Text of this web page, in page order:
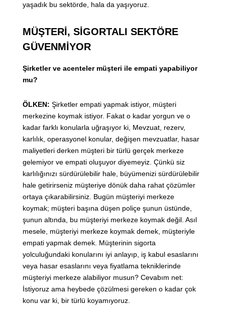
yaşadık bu sektörde, hala da yaşıyoruz.
MÜŞTERİ, SİGORTALI SEKTÖRE
GÜVENMİYOR
Şirketler ve acenteler müşteri ile empati yapabiliyor
mu?
ÖLKEN: Şirketler empati yapmak istiyor, müşteri
merkezine koymak istiyor. Fakat o kadar yorgun ve o
kadar farklı konularla uğraşıyor ki, Mevzuat, rezerv,
karlılık, operasyonel konular, değişen mevzuatlar, hasar
maliyetleri derken müşteri bir türlü gerçek merkeze
gelemiyor ve empati oluşuyor diyemeyiz. Çünkü siz
karlılığınızı sürdürülebilir hale, büyümenizi sürdürülebilir
hale getirirseniz müşteriye dönük daha rahat çözümler
ortaya çıkarabilirsiniz. Bugün müşteriyi merkeze
koymak; müşteri başına düşen poliçe şunun üstünde,
şunun altında, bu müşteriyi merkeze koymak değil. Asıl
mesele, müşteriyi merkeze koymak demek, müşteriyle
empati yapmak demek. Müşterinin sigorta
yolculuğundaki konularını iyi anlayıp, iş kabul esaslarını
veya hasar esaslarını veya fiyatlama tekniklerinde
müşteriyi merkeze alabiliyor musun? Cevabım net:
İstiyoruz ama heybede çözülmesi gereken o kadar çok
konu var ki, bir türlü koyamıyoruz.